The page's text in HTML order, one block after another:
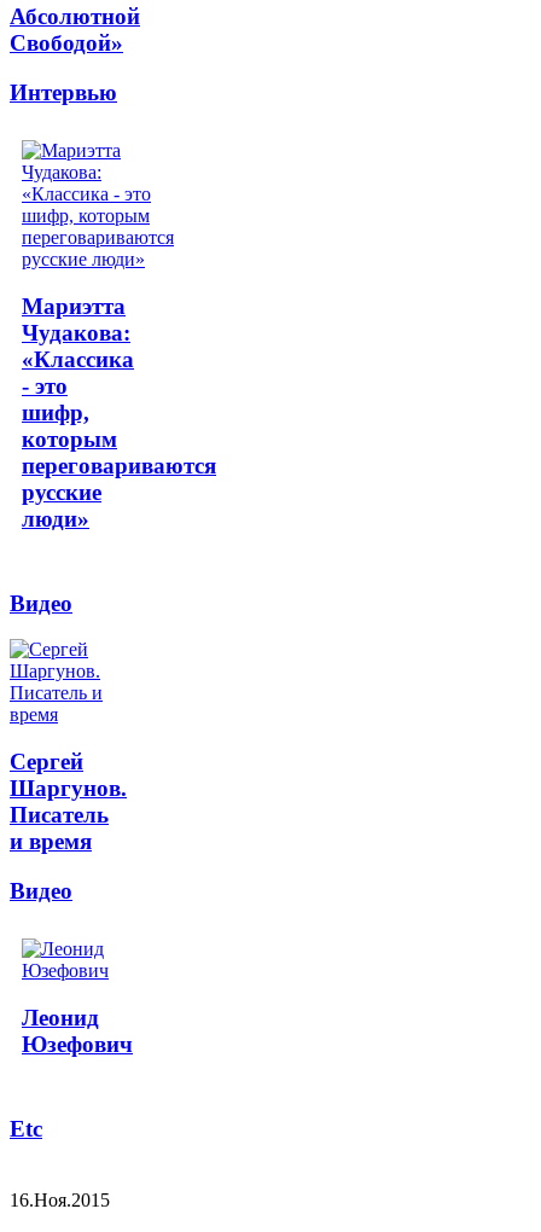
Абсолютной
Свободой»
Интервью
Мариэтта
Чудакова:
«Классика
- это
шифр,
которым
переговариваются
русские
люди»
Видео
Сергей
Шаргунов.
Писатель
и время
Видео
Леонид
Юзефович
Etc
16.Ноя.2015